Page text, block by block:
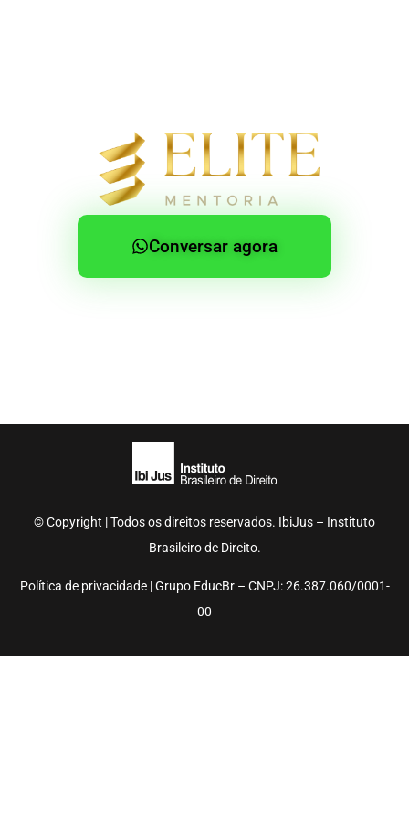
Conversar agora
© Copyright | Todos os direitos reservados. IbiJus – Instituto
Brasileiro de Direito.
Política de privacidade | Grupo EducBr – CNPJ: 26.387.060/0001-
00